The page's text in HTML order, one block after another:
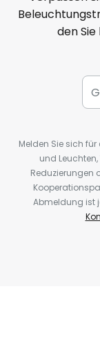
den
Melden Sie sich
und
Reduzierungen
Abmeldung ist